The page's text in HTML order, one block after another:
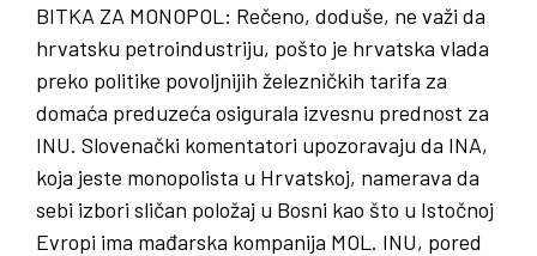
BITKA ZA MONOPOL: Rečeno, doduše, ne važi da
hrvatsku petroindustriju, pošto je hrvatska vlada
preko politike povoljnijih železničkih tarifa za
domaća preduzeća osigurala izvesnu prednost za
INU. Slovenački komentatori upozoravaju da INA,
koja jeste monopolista u Hrvatskoj, namerava da
sebi izbori sličan položaj u Bosni kao što u Istočnoj
Evropi ima mađarska kompanija MOL. INU, pored